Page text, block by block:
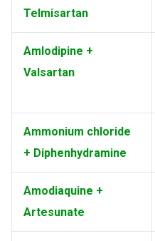
Telmisartan
Amlodipine +
Valsartan
Ammonium chloride
+ Diphenhydramine
Amodiaquine +
Artesunate